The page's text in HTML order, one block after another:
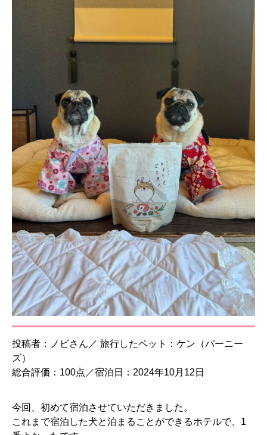
投稿者：ノビさん／ 旅行したペット：ケン（バーニー
ズ）
総合評価：100点／宿泊日：2024年10月12日
今回、初めて宿泊させていただきました。
これまで宿泊した犬と泊まることができるホテルで、1